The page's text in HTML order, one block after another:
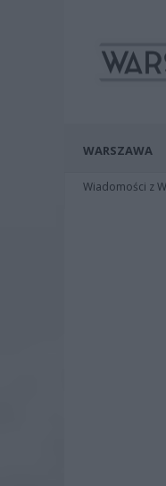
WARSZAWA
Wiadomości z